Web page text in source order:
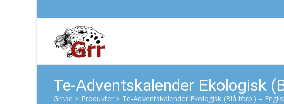
Te-Adventskalender Ekologisk
Grr.se > Produkter > Te-Adventskalender Ekologisk (Blå förp.) –